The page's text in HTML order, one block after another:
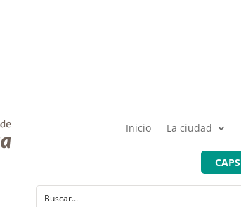
Inicio La ciudad
CAPS